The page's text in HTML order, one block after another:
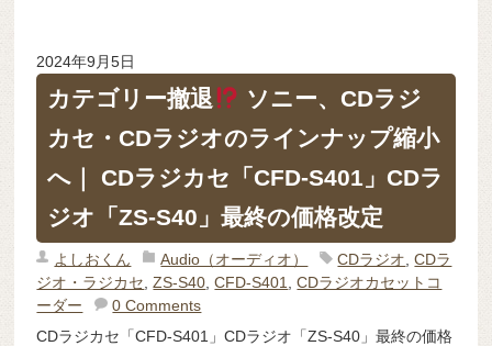
2024年9月5日
カテゴリー撤退
ソニー、CDラジ
カセ・CDラジオのラインナップ縮小
へ｜ CDラジカセ「CFD-S401」CDラ
ジオ「ZS-S40」最終の価格改定
よしおくん Audio（オーディオ） CDラジオ ,CDラ
ジオ・ラジカセ ,ZS-S40 ,CFD-S401 ,CDラジオカセットコ
ーダー
0 Comments
CDラジカセ「CFD-S401」CDラジオ「ZS-S40」最終の価格